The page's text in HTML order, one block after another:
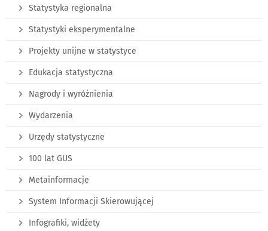
Statystyka regionalna
Statystyki eksperymentalne
Projekty unijne w statystyce
Edukacja statystyczna
Nagrody i wyróżnienia
Wydarzenia
Urzędy statystyczne
100 lat GUS
Metainformacje
System Informacji Skierowującej
Infografiki, widżety